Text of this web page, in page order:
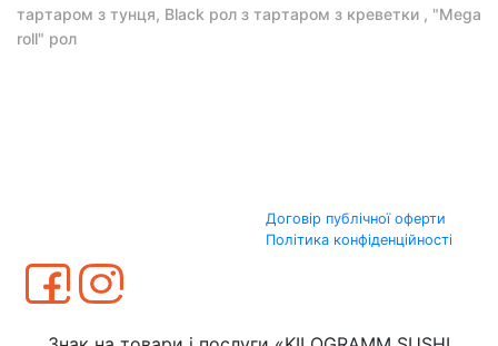
тартаром з тунця, Black рол з тартаром з креветки , "Mega
roll" рол
Договір публічної оферти
Політика конфіденційності